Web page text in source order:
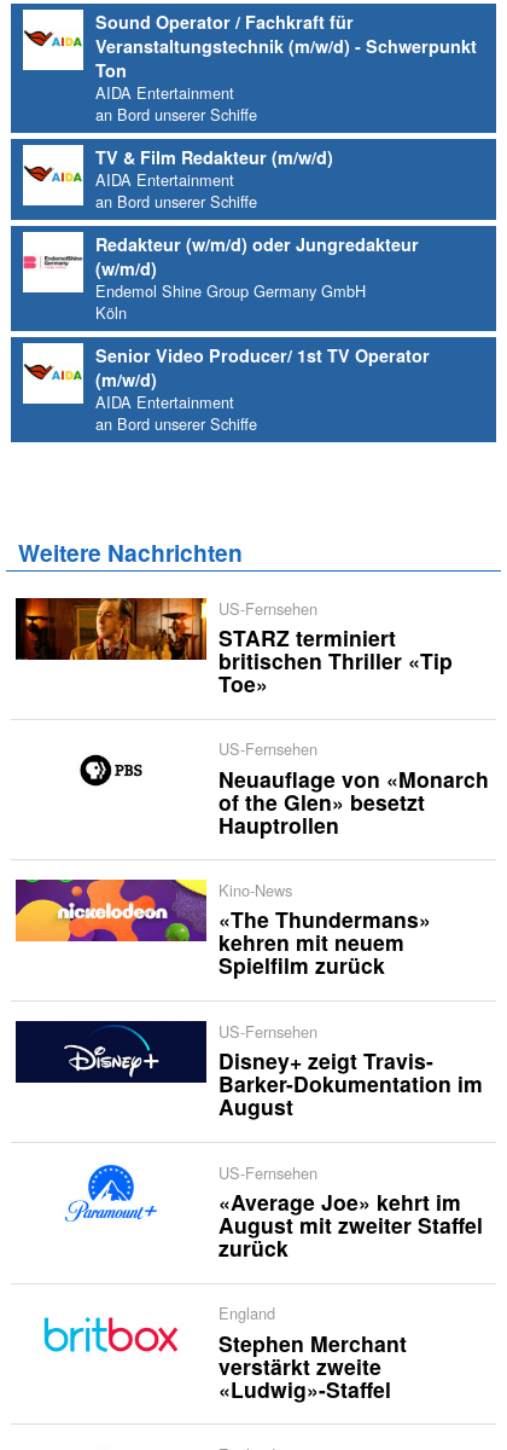
Sound Operator / Fachkraft für
Veranstaltungstechnik (m/w/d) - Schwerpunkt
Ton
AIDA Entertainment
an Bord unserer Schiffe
TV & Film Redakteur (m/w/d)
AIDA Entertainment
an Bord unserer Schiffe
Redakteur (w/m/d) oder Jungredakteur
(w/m/d)
Endemol Shine Group Germany GmbH
Köln
Senior Video Producer/ 1st TV Operator
(m/w/d)
AIDA Entertainment
an Bord unserer Schiffe
Weitere Nachrichten
US-Fernsehen
STARZ terminiert
britischen Thriller «Tip
Toe»
US-Fernsehen
Neuauflage von «Monarch
of the Glen» besetzt
Hauptrollen
Kino-News
«The Thundermans»
kehren mit neuem
Spielfilm zurück
US-Fernsehen
Disney+ zeigt Travis-
Barker-Dokumentation im
August
US-Fernsehen
«Average Joe» kehrt im
August mit zweiter Staffel
zurück
England
Stephen Merchant
verstärkt zweite
«Ludwig»-Staffel